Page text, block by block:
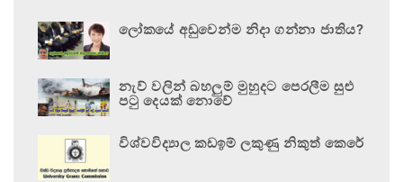
ලෝකයේ අඩුවෙන්ම නිදා ගන්නා ජාතිය?
නැව් වලින් බහලුම් මුහුදට පෙරලීම සුළු
පටු දෙයක් නොවේ
විශ්වවිද්‍යාල කඩඉම් ලකුණු නිකුත් කෙරේ